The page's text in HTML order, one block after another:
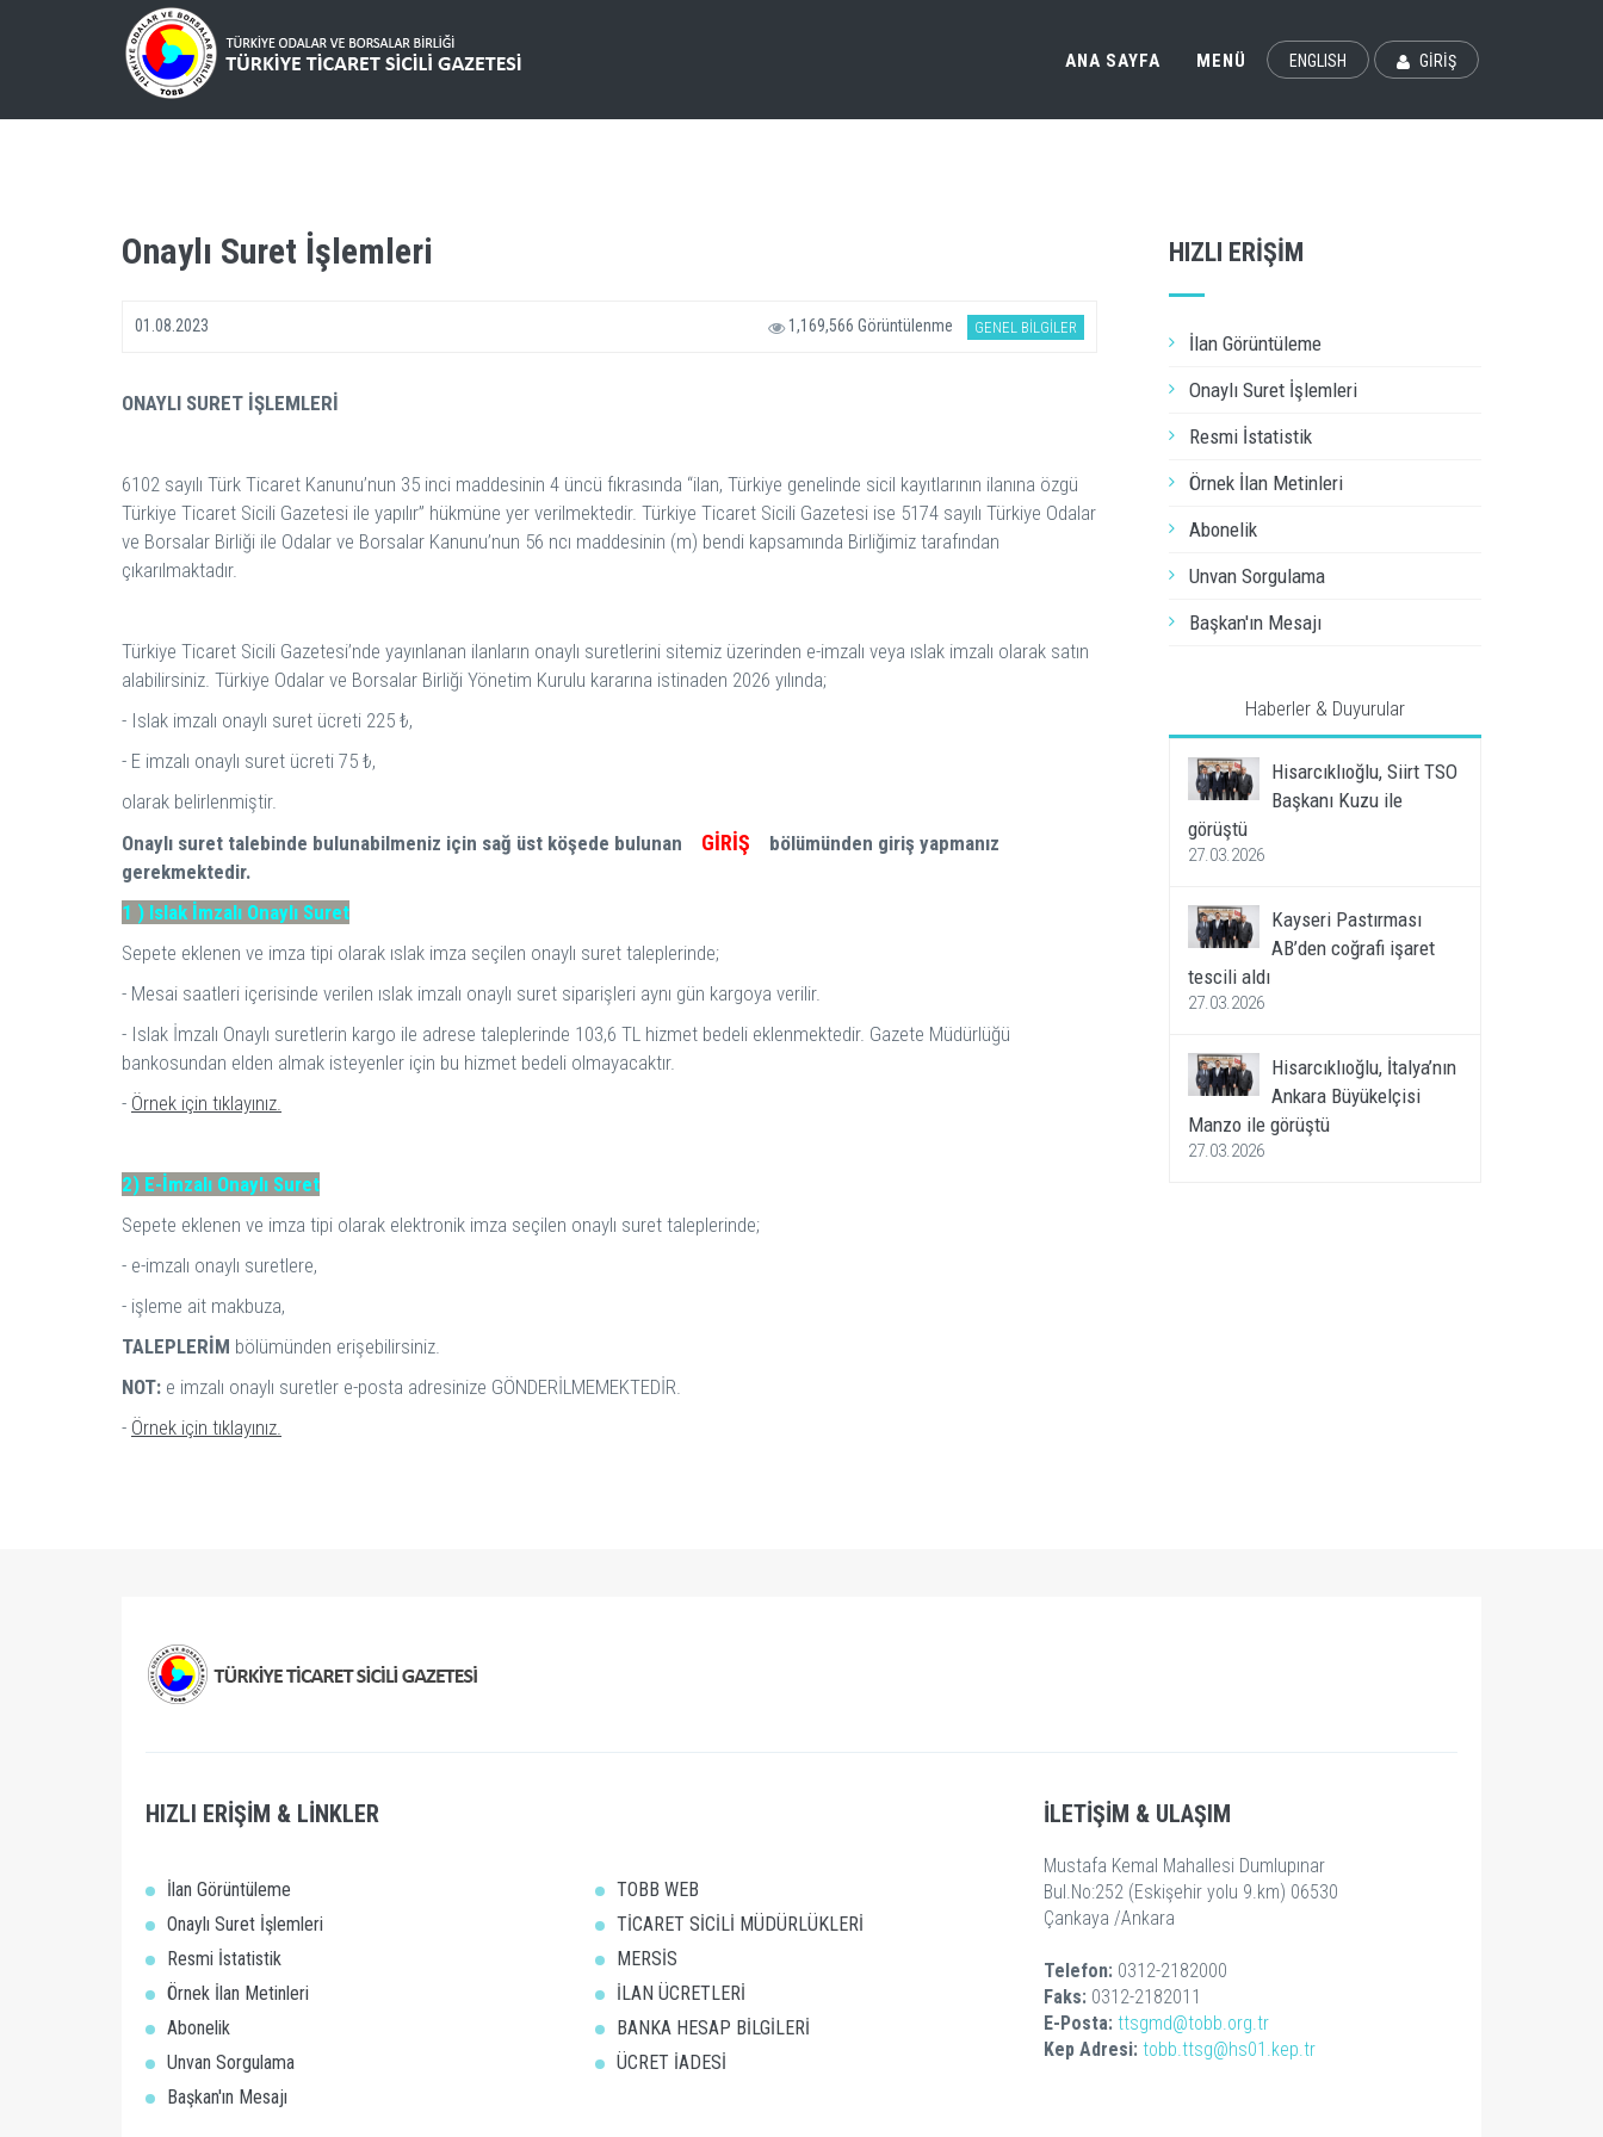
ANA SAYFA MENÜ ENGLISH GİRİŞ
Onaylı Suret İşlemleri
01.08.2023 GENEL BİLGİLER
1,169,566 Görüntülenme
ONAYLI SURET İŞLEMLERİ
6102 sayılı Türk Ticaret Kanunu’nun 35 inci maddesinin 4 üncü fıkrasında “ilan, Türkiye genelinde sicil kayıtlarının ilanına özgü
Türkiye Ticaret Sicili Gazetesi ile yapılır” hükmüne yer verilmektedir. Türkiye Ticaret Sicili Gazetesi ise 5174 sayılı Türkiye Odalar
ve Borsalar Birliği ile Odalar ve Borsalar Kanunu’nun 56 ncı maddesinin (m) bendi kapsamında Birliğimiz tarafından
çıkarılmaktadır.
Türkiye Ticaret Sicili Gazetesi’nde yayınlanan ilanların onaylı suretlerini sitemiz üzerinden e-imzalı veya ıslak imzalı olarak satın
alabilirsiniz. Türkiye Odalar ve Borsalar Birliği Yönetim Kurulu kararına istinaden 2026 yılında;
- Islak imzalı onaylı suret ücreti 225 ₺,
- E imzalı onaylı suret ücreti 75 ₺,
olarak belirlenmiştir.
Onaylı suret talebinde bulunabilmeniz için sağ üst köşede bulunan
GİRİŞ
bölümünden giriş yapmanız
gerekmektedir.
1 ) Islak İmzalı Onaylı Suret
Sepete eklenen ve imza tipi olarak ıslak imza seçilen onaylı suret taleplerinde;
- Mesai saatleri içerisinde verilen ıslak imzalı onaylı suret siparişleri aynı gün kargoya verilir.
- Islak İmzalı Onaylı suretlerin kargo ile adrese taleplerinde 103,6 TL hizmet bedeli eklenmektedir. Gazete Müdürlüğü
bankosundan elden almak isteyenler için bu hizmet bedeli olmayacaktır.
- Örnek için tıklayınız.
2) E-İmzalı Onaylı Suret
Sepete eklenen ve imza tipi olarak elektronik imza seçilen onaylı suret taleplerinde;
- e-imzalı onaylı suretlere,
- işleme ait makbuza,
TALEPLERİM bölümünden erişebilirsiniz.
NOT: e imzalı onaylı suretler e-posta adresinize GÖNDERİLMEMEKTEDİR.
- Örnek için tıklayınız.
HIZLI ERİŞİM
İlan Görüntüleme
Onaylı Suret İşlemleri
Resmi İstatistik
Örnek İlan Metinleri
Abonelik
Unvan Sorgulama
Başkan'ın Mesajı
Haberler & Duyurular
Hisarcıklıoğlu, Siirt TSO
Başkanı Kuzu ile
görüştü
27.03.2026
Kayseri Pastırması
AB’den coğrafi işaret
tescili aldı
27.03.2026
Hisarcıklıoğlu, İtalya’nın
Ankara Büyükelçisi
Manzo ile görüştü
27.03.2026
HIZLI ERİŞİM & LİNKLER
İlan Görüntüleme
Onaylı Suret İşlemleri
Resmi İstatistik
Örnek İlan Metinleri
Abonelik
Unvan Sorgulama
Başkan'ın Mesajı
TOBB WEB
TİCARET SİCİLİ MÜDÜRLÜKLERİ
MERSİS
İLAN ÜCRETLERİ
BANKA HESAP BİLGİLERİ
ÜCRET İADESİ
İLETİŞİM & ULAŞIM
Mustafa Kemal Mahallesi Dumlupınar
Bul.No:252 (Eskişehir yolu 9.km) 06530
Çankaya /Ankara
Telefon: 0312-2182000
Faks: 0312-2182011
E-Posta: ttsgmd@tobb.org.tr
Kep Adresi: tobb.ttsg@hs01.kep.tr